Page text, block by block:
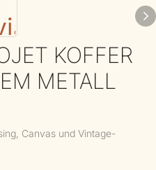
KOFFER
METALL
Canvas und Vintage-